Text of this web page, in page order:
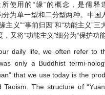
使用的“缘”的概念，是儒释
分为单一型和二分型两种。中国
主义”“事前归因”和“功能主义”
又将“功能主义”细分为“保护功能
daily life, we often refer to
only a Buddhist termi-
that we use today is the
Taoism. The structure of